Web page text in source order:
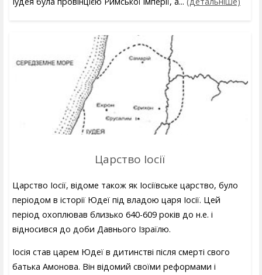
Царство Іосії
Царство Іосії, відоме також як Іосіївське царство, було
періодом в історії Юдеї під владою царя Іосії. Цей
період охоплював близько 640-609 років до н.е. і
відносився до доби Давнього Ізраїлю.
Іосія став царем Юдеї в дитинстві після смерті свого
батька Амонова. Він відомий своїми реформами і